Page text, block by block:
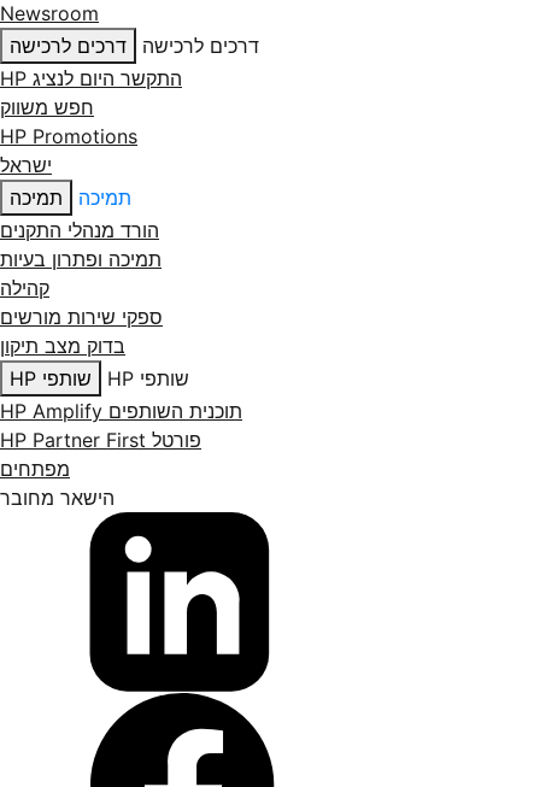
Newsroom
דרכים לרכישה
דרכים לרכישה
התקשר היום לנציג HP
חפש משווק
HP Promotions
ישראל
תמיכה
תמיכה
הורד מנהלי התקנים
תמיכה ופתרון בעיות
קהילה
ספקי שירות מורשים
בדוק מצב תיקון
שותפי HP
שותפי HP
תוכנית השותפים HP Amplify
פורטל HP Partner First
מפתחים
הישאר מחובר